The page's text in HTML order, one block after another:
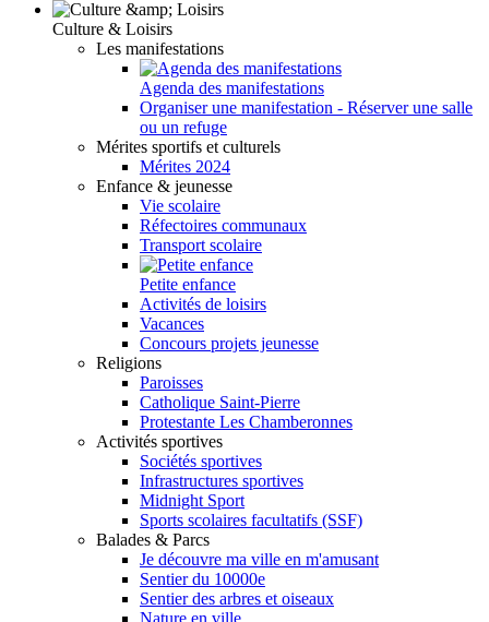
Culture & Loisirs
Les manifestations
Agenda des manifestations
Organiser une manifestation - Réserver une salle
ou un refuge
Mérites sportifs et culturels
Mérites 2024
Enfance & jeunesse
Vie scolaire
Réfectoires communaux
Transport scolaire
Petite enfance
Activités de loisirs
Vacances
Concours projets jeunesse
Religions
Paroisses
Catholique Saint-Pierre
Protestante Les Chamberonnes
Activités sportives
Sociétés sportives
Infrastructures sportives
Midnight Sport
Sports scolaires facultatifs (SSF)
Balades & Parcs
Je découvre ma ville en m'amusant
Sentier du 10000e
Sentier des arbres et oiseaux
Nature en ville